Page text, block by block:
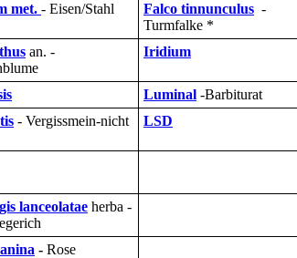
met. - Eisen/Stahl Falco tinnunculus -
Turmfalke *
an. -
Iridium
Luminal -Barbiturat
- Vergissmein-nicht LSD
lanceolatae herba -
- Rose